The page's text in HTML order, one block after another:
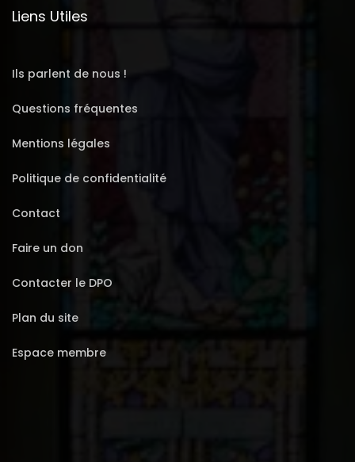
Liens Utiles
Ils parlent de nous !
Questions fréquentes
Mentions légales
Politique de confidentialité
Contact
Faire un don
Contacter le DPO
Plan du site
Espace membre